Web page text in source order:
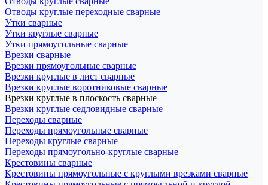
Отводы круглые переходные сварные
Утки сварные
Утки круглые сварные
Утки прямоугольные сварные
Врезки сварные
Врезки прямоугольные сварные
Врезки круглые в лист сварные
Врезки круглые воротниковые сварные
Врезки круглые в плоскость сварные
Врезки круглые седловидные сварные
Переходы сварные
Переходы прямоугольные сварные
Переходы круглые сварные
Переходы прямоугольно-круглые сварные
Крестовины сварные
Крестовины прямоугольные с круглыми врезками сварные